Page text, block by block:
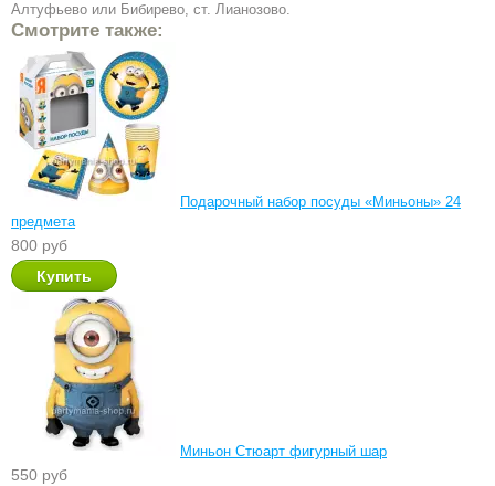
Алтуфьево или Бибирево, ст. Лианозово.
Смотрите также:
Подарочный набор посуды «Миньоны» 24
предмета
800 руб
Миньон Стюарт фигурный шар
550 руб